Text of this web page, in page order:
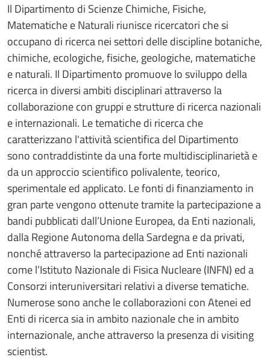
Il Dipartimento di Scienze Chimiche, Fisiche,
Matematiche e Naturali riunisce ricercatori che si
occupano di ricerca nei settori delle discipline botaniche,
chimiche, ecologiche, fisiche, geologiche, matematiche
e naturali. Il Dipartimento promuove lo sviluppo della
ricerca in diversi ambiti disciplinari attraverso la
collaborazione con gruppi e strutture di ricerca nazionali
e internazionali. Le tematiche di ricerca che
caratterizzano l'attività scientifica del Dipartimento
sono contraddistinte da una forte multidisciplinarietà e
da un approccio scientifico polivalente, teorico,
sperimentale ed applicato. Le fonti di finanziamento in
gran parte vengono ottenute tramite la partecipazione a
bandi pubblicati dall’Unione Europea, da Enti nazionali,
dalla Regione Autonoma della Sardegna e da privati,
nonché attraverso la partecipazione ad Enti nazionali
come l’Istituto Nazionale di Fisica Nucleare (INFN) ed a
Consorzi interuniversitari relativi a diverse tematiche.
Numerose sono anche le collaborazioni con Atenei ed
Enti di ricerca sia in ambito nazionale che in ambito
internazionale, anche attraverso la presenza di visiting
scientist.